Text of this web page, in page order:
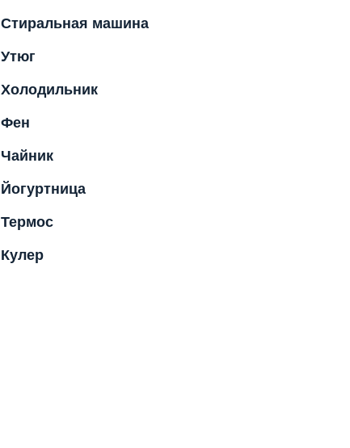
Стиральная машина
Утюг
Холодильник
Фен
Чайник
Йогуртница
Термос
Кулер